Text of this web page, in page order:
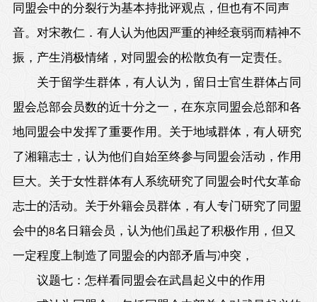
同盟会中的分裂行为基本持批评观点，但也有不同声
音。对宋教仁．有人认为他因严重的神经衰弱而精神不
振，产生消极情绪，对同盟会的松散负有一定责任。
关于留学生群体，有人认为，留日士官生群体占同
盟会总部会员数的近十分之一，在东京同盟会总部和各
地同盟会中发挥了重要作用。关于地域群体，有人研究
了湘籍志士，认为他们自始至终参与同盟会活动，作用
巨大。关于女性群体有人系统研究了同盟会时代女革命
志士的活动。关于外籍会员群体，有人专门研究了同盟
会中的8名日籍会员，认为他们虽起了积极作用，但又
一定程度上制造了同盟会的内部矛盾与冲突，
议题七：怎样看同盟会在武昌起义中的作用